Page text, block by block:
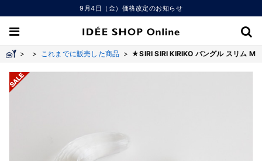
9月4日（金）価格改定のお知らせ
> > これまでに販売した商品 > ★SIRI SIRI KIRIKO バングル スリム M